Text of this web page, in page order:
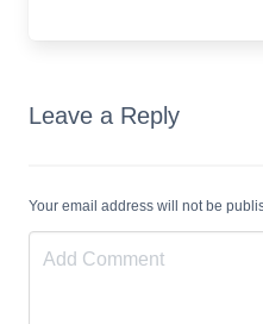
Leave a Reply
Your email address will not be